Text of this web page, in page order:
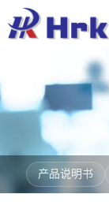
产品说明书